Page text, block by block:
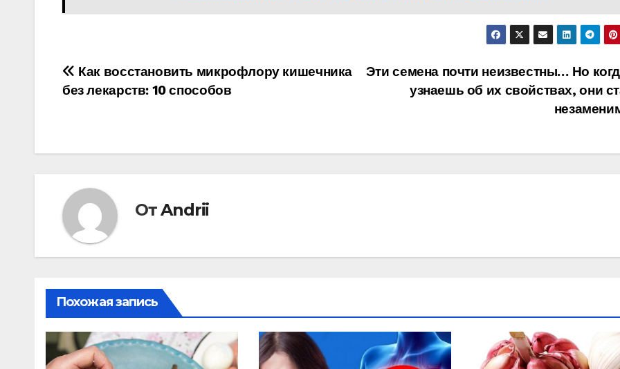
Навигация
Эти семена почти неизвестны… Но
узнаешь об их свойствах, они
Как восстановить микрофлору кишечника
без лекарств: 10 способов
ОтAndrii
Похожая запись